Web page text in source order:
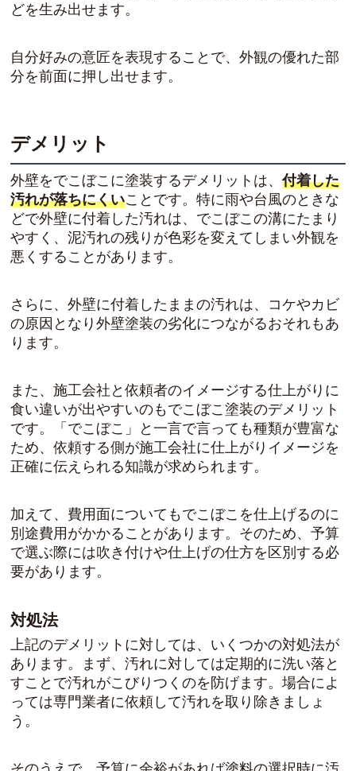
どを生み出せます。
自分好みの意匠を表現することで、外観の優れた部
分を前面に押し出せます。
デメリット
外壁をでこぼこに塗装するデメリットは、付着した
汚れが落ちにくいことです。特に雨や台風のときな
どで外壁に付着した汚れは、でこぼこの溝にたまり
やすく、泥汚れの残りが色彩を変えてしまい外観を
悪くすることがあります。
さらに、外壁に付着したままの汚れは、コケやカビ
の原因となり外壁塗装の劣化につながるおそれもあ
ります。
また、施工会社と依頼者のイメージする仕上がりに
食い違いが出やすいのもでこぼこ塗装のデメリット
です。「でこぼこ」と一言で言っても種類が豊富な
ため、依頼する側が施工会社に仕上がりイメージを
正確に伝えられる知識が求められます。
加えて、費用面についてもでこぼこを仕上げるのに
別途費用がかかることがあります。そのため、予算
で選ぶ際には吹き付けや仕上げの仕方を区別する必
要があります。
対処法
上記のデメリットに対しては、いくつかの対処法が
あります。まず、汚れに対しては定期的に洗い落と
すことで汚れがこびりつくのを防げます。場合によ
っては専門業者に依頼して汚れを取り除きましょ
う。